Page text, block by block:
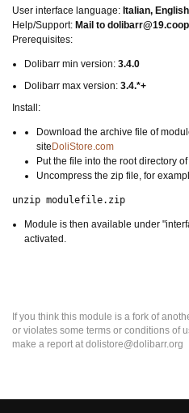
User interface language: Italian, English
Help/Support: Mail to dolibarr@19.coop
Prerequisites:
Dolibarr min version: 3.4.0
Dolibarr max version: 3.4.*+
Install:
Download the archive file of
site DoliStore.com
Put the file into the root directory
Uncompress the zip file, for
unzip modulefile.zip
Module is then available under
activated.
If you think this module is a fork of
or violates some terms or conditions of
make a report at dolistore@dolibarr.org